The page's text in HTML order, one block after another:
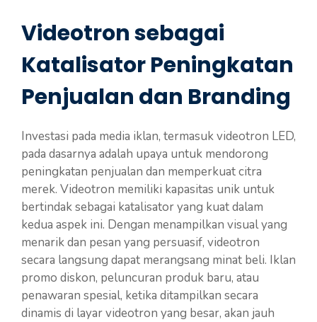
Videotron sebagai
Katalisator Peningkatan
Penjualan dan Branding
Investasi pada media iklan, termasuk videotron LED,
pada dasarnya adalah upaya untuk mendorong
peningkatan penjualan dan memperkuat citra
merek. Videotron memiliki kapasitas unik untuk
bertindak sebagai katalisator yang kuat dalam
kedua aspek ini. Dengan menampilkan visual yang
menarik dan pesan yang persuasif, videotron
secara langsung dapat merangsang minat beli. Iklan
promo diskon, peluncuran produk baru, atau
penawaran spesial, ketika ditampilkan secara
dinamis di layar videotron yang besar, akan jauh